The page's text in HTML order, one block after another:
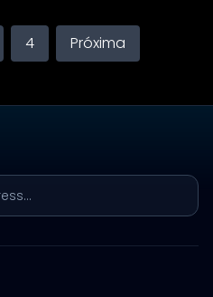
4 Próxima